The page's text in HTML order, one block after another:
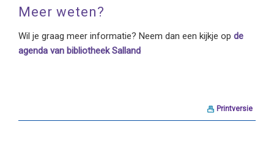
Meer weten?
Wil je graag meer informatie? Neem dan een kijkje op de
agenda van bibliotheek Salland
Printversie